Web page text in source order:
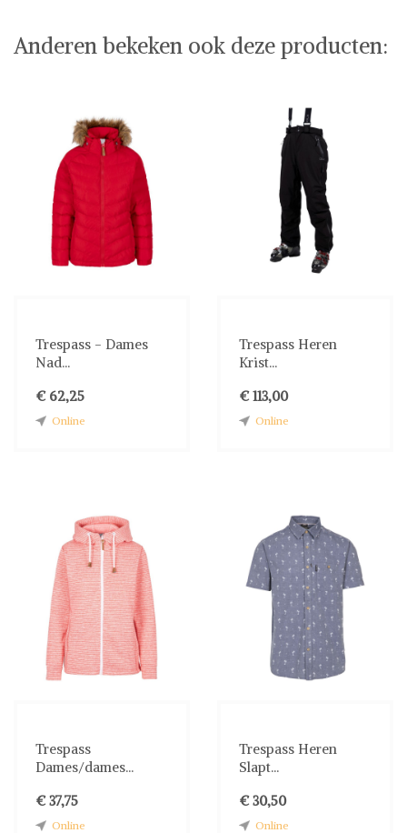
Anderen bekeken ook deze producten:
Trespass - Dames
Nad...
€ 62,25
Online
Trespass Heren
Krist...
€ 113,00
Online
Trespass
Dames/dames...
€ 37,75
Online
Trespass Heren
Slapt...
€ 30,50
Online